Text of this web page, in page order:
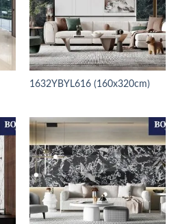
1632YBYL616 (160x320cm)